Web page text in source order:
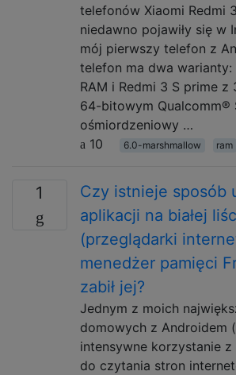
telefonów Xiaomi Redmi
niedawno pojawiły się w
mój pierwszy telefon z
telefon ma dwa warianty:
RAM i Redmi 3 S prime z
64-bitowym Qualcomm®
ośmiordzeniowy …
10
6.0-marshmallow ram
1
Czy istnieje sposób
aplikacji na białej
(przeglądarki
menedżer pamięci
zabił jej?
Jednym z moich
domowych z Androidem
intensywne korzystanie
do czytania stron